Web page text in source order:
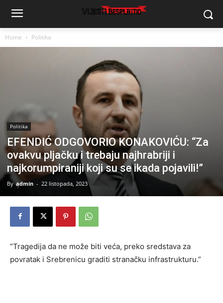
Home Politika
Politika
EFENDIĆ ODGOVORIO KONAKOVIĆU: “Za
ovakvu pljačku i trebaju najhrabriji i
najkorumpiraniji koji su se ikada pojavili!”
By admin - 22 listopada, 2023
“Tragedija da ne može biti veća, preko sredstava za
povratak i Srebrenicu graditi stranačku infrastrukturu.”